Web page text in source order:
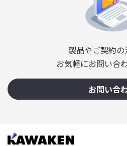
製品やご契約
お気軽にお問い合
お問い合